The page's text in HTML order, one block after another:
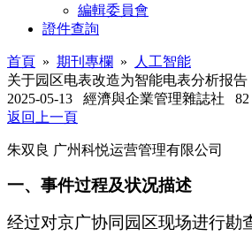
編輯委員會
證件查詢
首頁 » 期刊專欄 »
人工智能
关于园区电表改造为智能电表分析报告
2025-05-13 經濟與企業管理雜誌社 82
返回上一頁
朱双良 广州科悦运营管理有限公司
一、 事件过程及状况描述
经过对京广协同园区现场进行勘